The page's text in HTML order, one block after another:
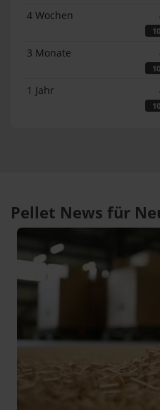
4 Wochen
3 Monate
1 Jahr
Pellet News für